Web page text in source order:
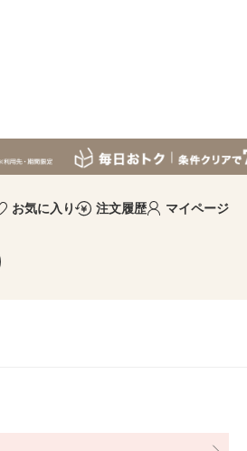
お気に入り 注文履歴 マイページ